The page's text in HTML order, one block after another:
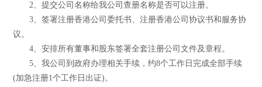
2、提交公司名称给我公司查册名称是否可以注册。
3、签署注册香港公司委托书、注册香港公司协议书和服务协
议。
4、安排所有董事和股东签署全套注册公司文件及章程。
5、我公司到政府办理相关手续，约8个工作日完成全部手续
(加急注册1个工作日出证)。